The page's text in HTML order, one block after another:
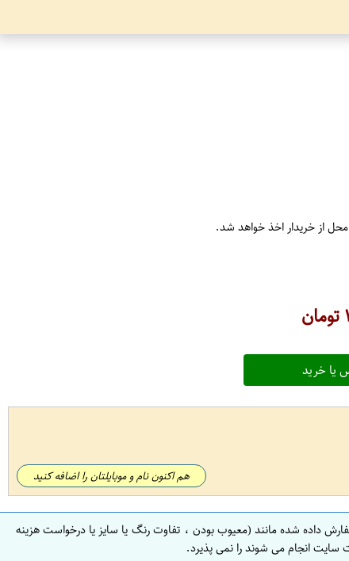
از خریدار اخذ خواهد شد.
تومان
یا خرید
هم اکنون نام و موبایلتان را اضافه کنید
داده شده مانند (معیوب بودن ، تفاوت رنگ یا سایز یا درخواست هزینه
سایت انجام می شوند را نمی پذیرد.